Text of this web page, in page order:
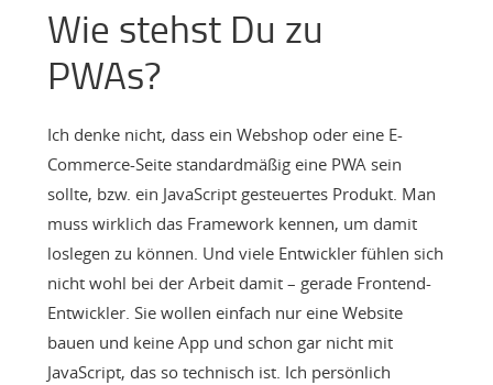
Wie stehst Du zu
PWAs?
Ich denke nicht, dass ein Webshop oder eine E-
Commerce-Seite standardmäßig eine PWA sein
sollte, bzw. ein JavaScript gesteuertes Produkt. Man
muss wirklich das Framework kennen, um damit
loslegen zu können. Und viele Entwickler fühlen sich
nicht wohl bei der Arbeit damit – gerade Frontend-
Entwickler. Sie wollen einfach nur eine Website
bauen und keine App und schon gar nicht mit
JavaScript, das so technisch ist. Ich persönlich